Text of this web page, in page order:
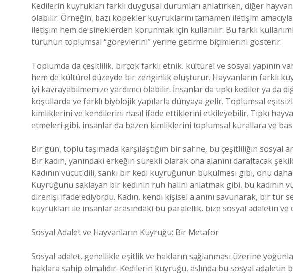
Kedilerin kuyrukları farklı duygusal durumları anlatırken, diğer
olabilir. Örneğin, bazı köpekler kuyruklarını tamamen iletişim
iletişim hem de sineklerden korunmak için kullanılır. Bu farklı
türünün toplumsal “görevlerini” yerine getirme biçimlerini gösterir.
Toplumda da çeşitlilik, birçok farklı etnik, kültürel ve sosyal yapının
hem de kültürel düzeyde bir zenginlik oluşturur. Hayvanların farklı
iyi kavrayabilmemize yardımcı olabilir. İnsanlar da tıpkı kediler ya da
koşullarda ve farklı biyolojik yapılarla dünyaya gelir. Toplumsal
kimliklerini ve kendilerini nasıl ifade ettiklerini etkileyebilir. Tıpkı
etmeleri gibi, insanlar da bazen kimliklerini toplumsal kurallara ve
Bir gün, toplu taşımada karşılaştığım bir sahne, bu çeşitliliğin sosyal
Bir kadın, yanındaki erkeğin sürekli olarak ona alanını daraltacak
Kadının vücut dili, sanki bir kedi kuyruğunun bükülmesi gibi, onu
Kuyruğunu saklayan bir kedinin ruh halini anlatmak gibi, bu kadının
direnişi ifade ediyordu. Kadın, kendi kişisel alanını savunarak, bir tür
kuyrukları ile insanlar arasındaki bu paralellik, bize sosyal adaletin ve
Sosyal Adalet ve Hayvanların Kuyruğu: Bir Metafor
Sosyal adalet, genellikle eşitlik ve hakların sağlanması üzerine
haklara sahip olmalıdır. Kedilerin kuyruğu, aslında bu sosyal